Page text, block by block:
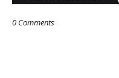
0 Comments